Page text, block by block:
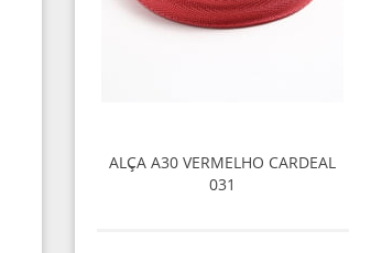
ALÇA A30 VERMELHO CARDEAL
031